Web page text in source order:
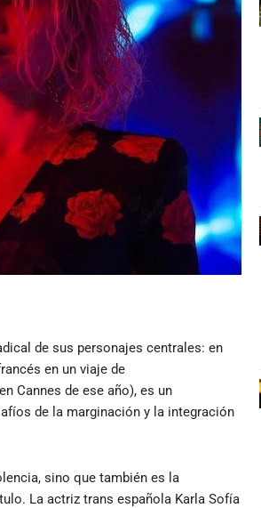
de sus personajes centrales: en
en un viaje de
Cannes de ese año), es un
de la marginación y la integración
sino que también es la
La actriz trans española Karla Sofía